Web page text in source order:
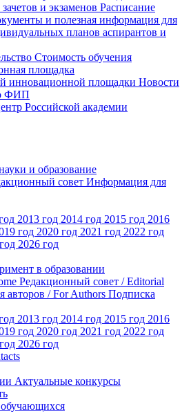
и экзаменов Расписание
и полезная информация для
планов аспирантов и
Стоимость обучения
площадка
инновационной площадки Новости
ФИП
Российской академии
и образование
совет Информация для
2013 год 2014 год 2015 год 2016
год 2020 год 2021 год 2022 год
2026 год
в образовании
Редакционный совет / Editorial
авторов / For Authors Подписка
2013 год 2014 год 2015 год 2016
год 2020 год 2021 год 2022 год
2026 год
Актуальные конкурсы